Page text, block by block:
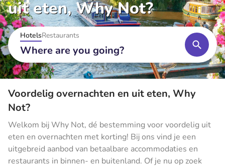
uit eten, Why Not?
HotelsRestaurants
Where are you going?
Voordelig overnachten en uit eten, Why
Not?
Welkom bij Why Not, dé bestemming voor voordelig uit
eten en overnachten met korting! Bij ons vind je een
uitgebreid aanbod van betaalbare accommodaties en
restaurants in binnen- en buitenland. Of je nu op zoek